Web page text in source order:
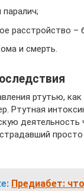
расстройство –
и смерть.
ртутью, как
Ртутная
деятельность
Предиабет: